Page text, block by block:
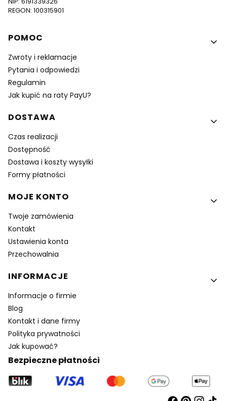
REGON: 100315901
Linki w stopce
POMOC
Zwroty i reklamacje
Pytania i odpowiedzi
Regulamin
Jak kupić na raty PayU?
DOSTAWA
Czas realizacji
Dostępność
Dostawa i koszty wysyłki
Formy płatności
MOJE KONTO
Twoje zamówienia
Kontakt
Ustawienia konta
Przechowalnia
INFORMACJE
Informacje o firmie
Blog
Kontakt i dane firmy
Polityka prywatności
Jak kupować?
Bezpieczne płatności